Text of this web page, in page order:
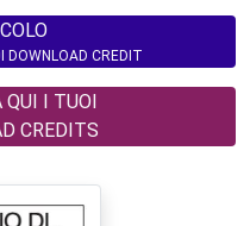
CREDIT
I TUOI
CREDITS